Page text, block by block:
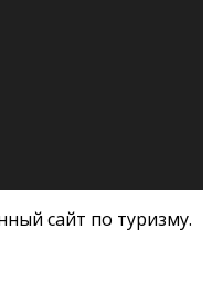
сайт по туризму.